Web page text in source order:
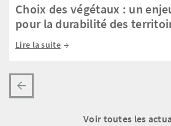
Choix des végétaux : un
pour la durabilité des
Lire la suite
Voir toutes les